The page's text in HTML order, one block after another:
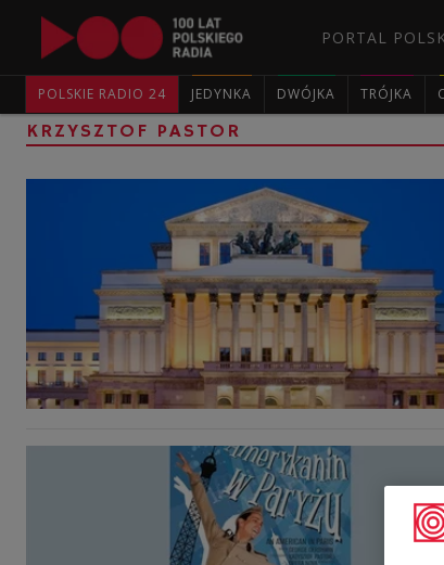
PORTAL
POLSKIE RADIO 24 JEDYNKA DWÓJKA TRÓJKA
KRZYSZTOF PASTOR